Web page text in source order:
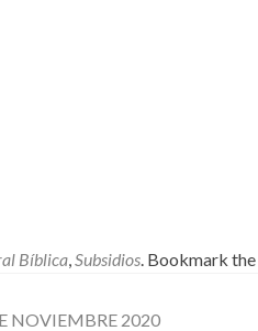
Bíblica,Subsidios. Bookmark the
NOVIEMBRE 2020